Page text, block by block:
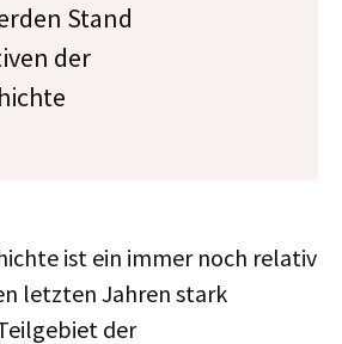
Stand
der
ist ein immer noch relativ
letzten Jahren stark
der